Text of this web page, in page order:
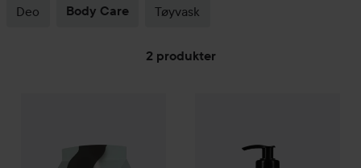
Deo Body Care Tøyvask
2 produkter